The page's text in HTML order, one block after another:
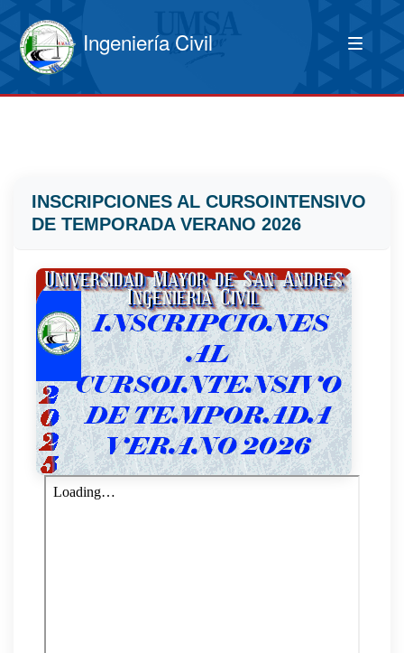
Ingeniería Civil
INSCRIPCIONES AL CURSOINTENSIVO
DE TEMPORADA VERANO 2026